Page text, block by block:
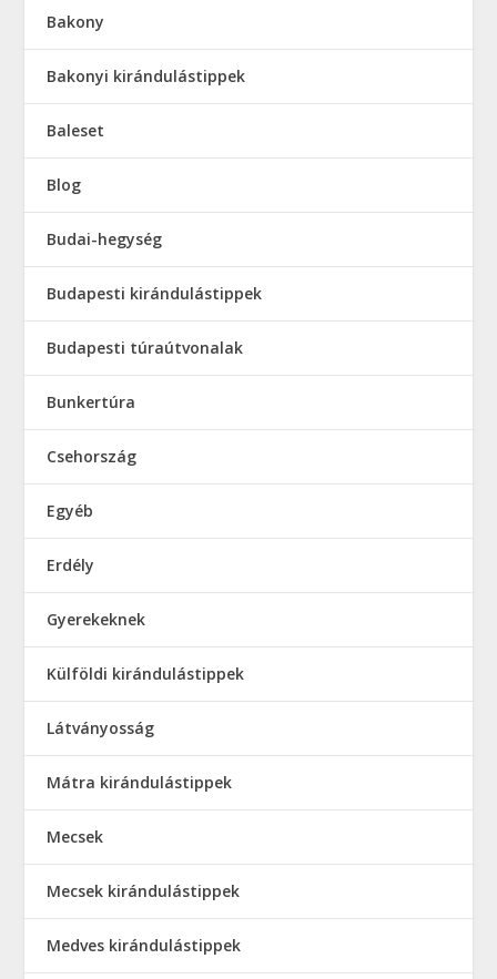
Bakony
Bakonyi kirándulástippek
Baleset
Blog
Budai-hegység
Budapesti kirándulástippek
Budapesti túraútvonalak
Bunkertúra
Csehország
Egyéb
Erdély
Gyerekeknek
Külföldi kirándulástippek
Látványosság
Mátra kirándulástippek
Mecsek
Mecsek kirándulástippek
Medves kirándulástippek